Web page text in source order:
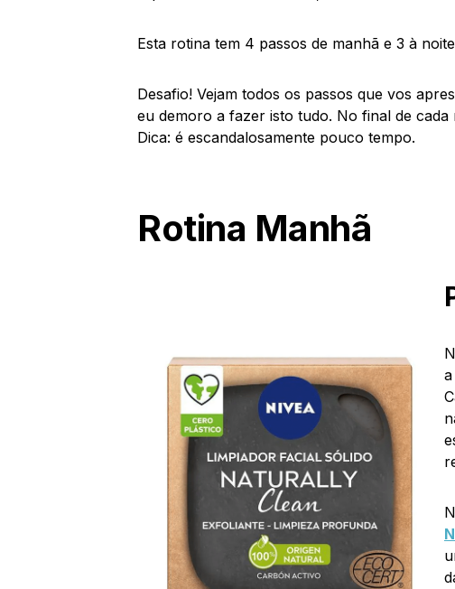
Esta rotina tem 4 passos de manhã e 3 à
Desafio! Vejam todos os passos que vos
eu demoro a fazer isto tudo. No final de
Dica: é escandalosamente pouco tempo.
Rotina Manhã